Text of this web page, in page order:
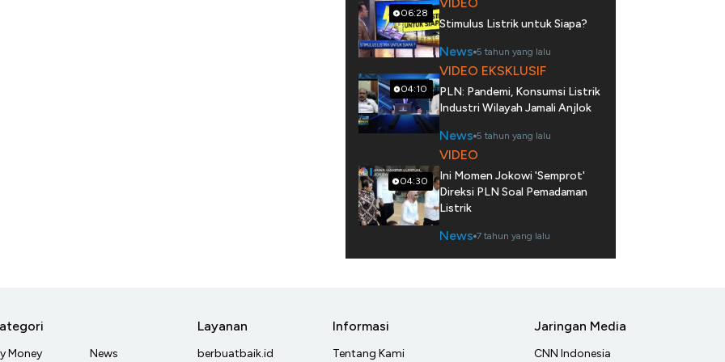
06:28
Stimulus Listrik untuk Siapa?
News 5 tahun yang lalu
04:10
VIDEO EKSKLUSIF
PLN: Pandemi, Konsumsi Listrik
Industri Wilayah Jamali Anjlok
News 5 tahun yang lalu
04:30
VIDEO
Ini Momen Jokowi 'Semprot'
Direksi PLN Soal Pemadaman
Listrik
News 7 tahun yang lalu
Money News
Layanan
berbuatbaik.id
Informasi
Tentang Kami
Jaringan Media
CNN Indonesia